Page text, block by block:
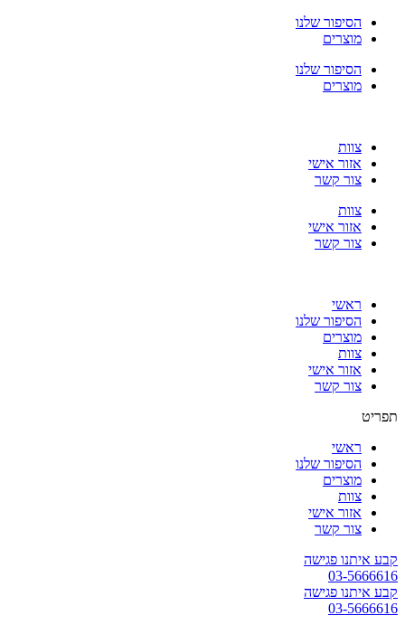
לתוכן
הסיפור שלנו
מוצרים
הסיפור שלנו
מוצרים
צוות
אזור אישי
צור קשר
צוות
אזור אישי
צור קשר
ראשי
הסיפור שלנו
מוצרים
צוות
אזור אישי
צור קשר
תפריט
ראשי
הסיפור שלנו
מוצרים
צוות
אזור אישי
צור קשר
קבע איתנו פגישה
03-5666616
קבע איתנו פגישה
03-5666616